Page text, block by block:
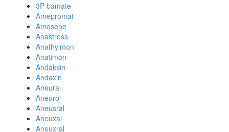
3P bamate
Amepromat
Amosene
Anastress
Anathylmon
Anatimon
Andaksin
Andaxin
Aneural
Aneurol
Aneusral
Aneuxal
Aneuxral